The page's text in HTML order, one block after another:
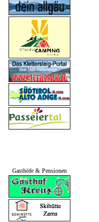
Gasthöfe & Pensionen